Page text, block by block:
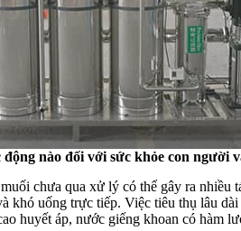
nào đối với sức khỏe con người
chưa qua xử lý có thể gây ra nhiều
khó uống trực tiếp. Việc tiêu thụ lâu
huyết áp, nước giếng khoan có hàm